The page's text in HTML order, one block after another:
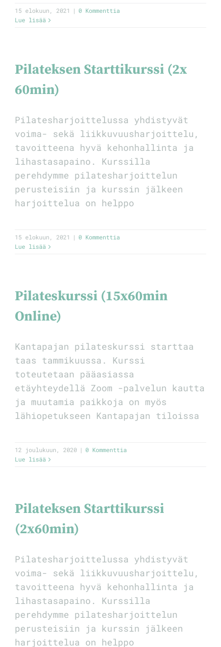
15 elokuun, 2021 | 0 Kommenttia
Lue lisää
Pilateksen Starttikurssi (2x
60min)
Pilatesharjoittelussa yhdistyvät
voima- sekä liikkuvuusharjoittelu,
tavoitteena hyvä kehonhallinta ja
lihastasapaino. Kurssilla
perehdymme pilatesharjoittelun
perusteisiin ja kurssin jälkeen
harjoittelua on helppo
15 elokuun, 2021 | 0 Kommenttia
Lue lisää
Pilateskurssi (15x60min
Online)
Kantapajan pilateskurssi starttaa
taas tammikuussa. Kurssi
toteutetaan pääasiassa
etäyhteydellä Zoom -palvelun kautta
ja muutamia paikkoja on myös
lähiopetukseen Kantapajan tiloissa
12 joulukuun, 2020 | 0 Kommenttia
Lue lisää
Pilateksen Starttikurssi
(2x60min)
Pilatesharjoittelussa yhdistyvät
voima- sekä liikkuvuusharjoittelu,
tavoitteena hyvä kehonhallinta ja
lihastasapaino. Kurssilla
perehdymme pilatesharjoittelun
perusteisiin ja kurssin jälkeen
harjoittelua on helppo